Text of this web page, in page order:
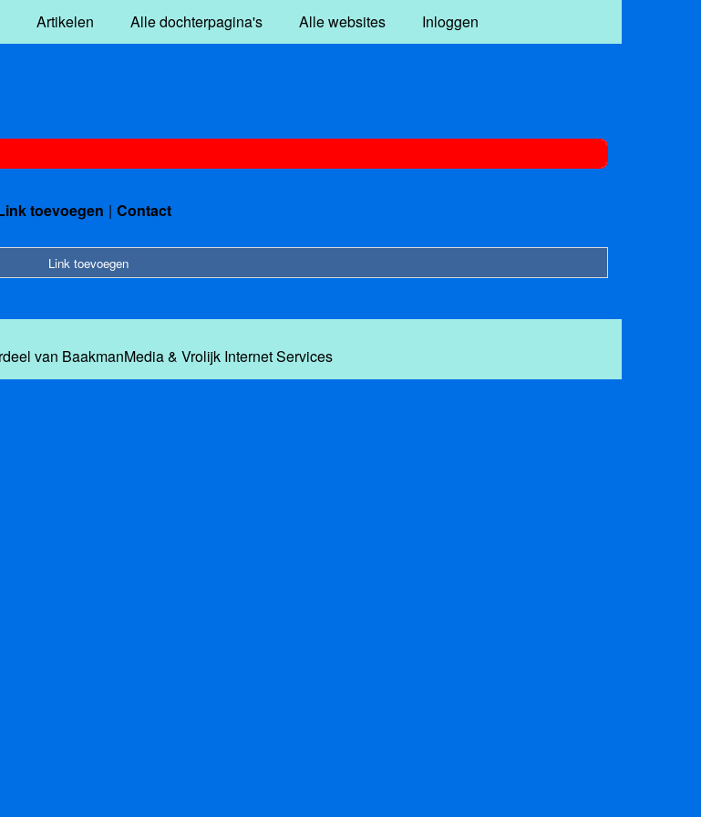
Artikelen Alle dochterpagina's Alle websites Inloggen
toevoegen Contact
Link toevoegen
van BaakmanMedia& Vrolijk Internet Services